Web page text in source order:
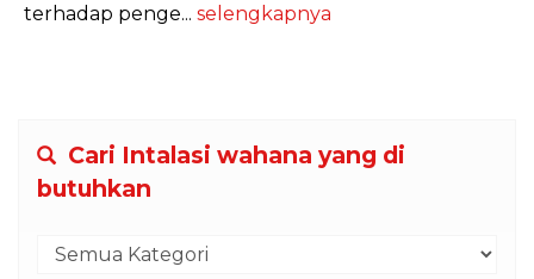
terhadap penge... selengkapnya
Cari Intalasi wahana yang di
butuhkan